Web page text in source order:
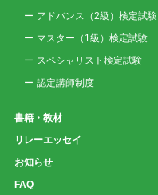
アドバンス（2級）検定試験
マスター（1級）検定試験
スペシャリスト検定試験
認定講師制度
書籍・教材
リレーエッセイ
お知らせ
FAQ